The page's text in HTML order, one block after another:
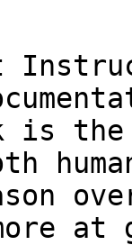
is the
at